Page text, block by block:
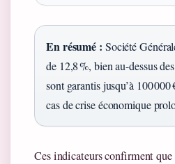
En résumé : Société
de 12,8 %, bien au-dessus
sont garantis jusqu’à 100
cas de crise économique
Ces indicateurs confirment